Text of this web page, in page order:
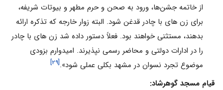
از خاتمه جشن‌ها، ورود به صحن و حرم مطهر و بیوتات شریفه،
برای زن های با چادر قدغن شود. البته زوار خارجه که تذکره ارائه
بدهند، مستثنی خواهند بود. فعلاً دستور داده شد زن های با چادر
را در ادارات دولتی و محاضر رسمی نپذیرند. امیدوارم بزودی
موضوع تجرد نسوان در مشهد بکلی عملی شود».[۲۹]
قیام مسجد گوهرشاد: